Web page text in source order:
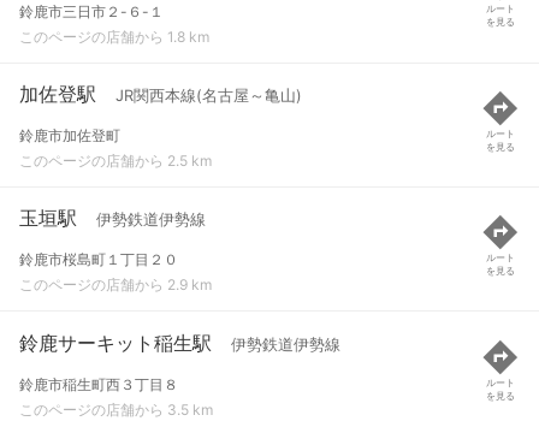
鈴鹿市三日市２-６-１
このページの店舗から 1.8 km
ルート
を見る
加佐登駅 JR関西本線(名古屋～亀山)
鈴鹿市加佐登町
このページの店舗から 2.5 km
ルート
を見る
玉垣駅 伊勢鉄道伊勢線
鈴鹿市桜島町１丁目２０
このページの店舗から 2.9 km
ルート
を見る
鈴鹿サーキット稲生駅 伊勢鉄道伊勢線
鈴鹿市稲生町西３丁目８
このページの店舗から 3.5 km
ルート
を見る